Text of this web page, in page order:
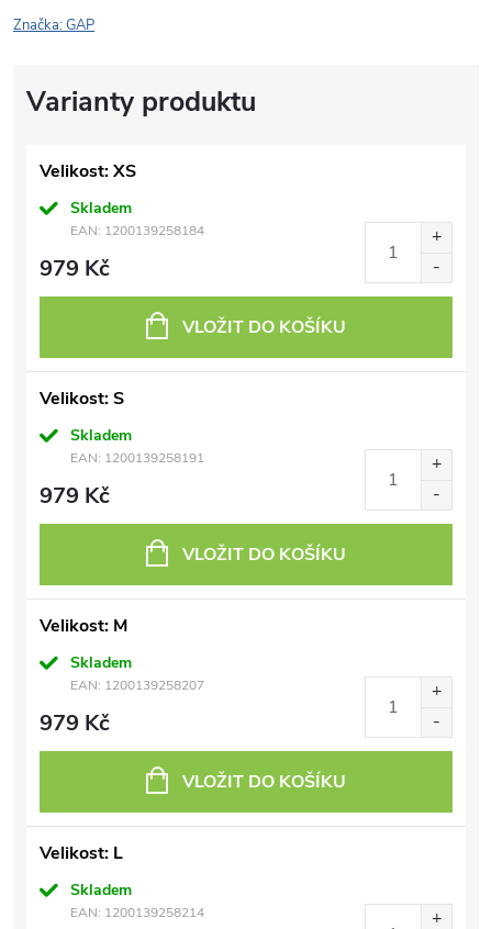
Značka:GAP
Velikost: XS
Skladem
EAN: 1200139258184
979 Kč
VLOŽIT DO KOŠÍKU
Velikost: S
Skladem
EAN: 1200139258191
979 Kč
VLOŽIT DO KOŠÍKU
Velikost: M
Skladem
EAN: 1200139258207
979 Kč
VLOŽIT DO KOŠÍKU
Velikost: L
Skladem
EAN: 1200139258214